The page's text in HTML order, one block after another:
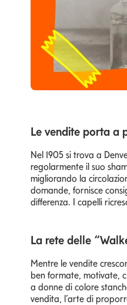
Le vendite porta a
Nel 1905 si trova a
regolarmente il suo
migliorando la
domande, fornisce
differenza. I capelli
La rete delle
Mentre le vendite
ben formate, motivate,
a donne di colore
vendita, l’arte di